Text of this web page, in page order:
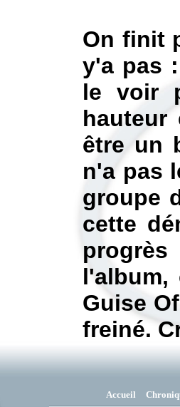
On finit
y'a pas
le voir
hauteur
être un
n'a pas
groupe
cette
l'album,
Guise
freiné.
Accueil